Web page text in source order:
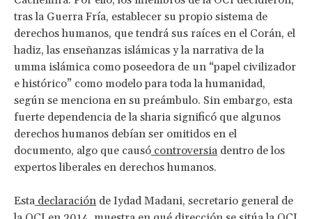
tras la Guerra Fría, establecer su propio sistema de
derechos humanos, que tendrá sus raíces en el Corán, el
hadiz, las enseñanzas islámicas y la narrativa de la
umma islámica como poseedora de un “papel civilizador
e histórico” como modelo para toda la humanidad,
según se menciona en su preámbulo. Sin embargo, esta
fuerte dependencia de la sharia significó que algunos
derechos humanos debían ser omitidos en el
documento, algo que causó controversia dentro de los
expertos liberales en derechos humanos.
Esta declaración de Iydad Madani, secretario general de